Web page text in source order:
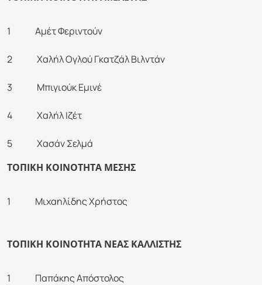
1 Αμέτ Φεριντούν
2 Χαλήλ Ογλού Γκατζάλ Βιλντάν
3 Μπιγιούκ Εμινέ
4 Χαλήλ Ιζέτ
5 Χασάν Σελμά
ΤΟΠΙΚΗ ΚΟΙΝΟΤΗΤΑ ΜΕΣΗΣ
1 Μιχαηλίδης Χρήστος
ΤΟΠΙΚΗ ΚΟΙΝΟΤΗΤΑ ΝΕΑΣ ΚΑΛΛΙΣΤΗΣ
1 Παπάκης Απόστολος